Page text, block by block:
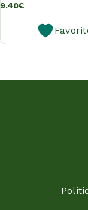
9.40€